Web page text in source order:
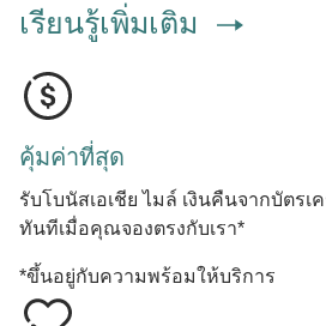
เรียนรู้เพิ่มเติม
คุ้มค่าที่สุด
รับโบนัสเอเชีย ไมล์ เงินคืนจากบัตร
ทันทีเมื่อคุณจองตรงกับเรา*
*ขึ้นอยู่กับความพร้อมให้บริการ